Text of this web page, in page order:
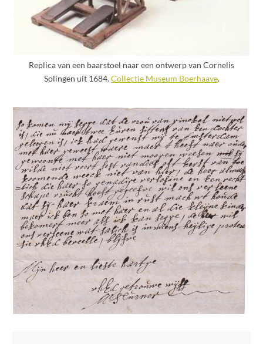
Replica van een baarstoel naar een ontwerp van Cornelis
Solingen uit 1684.Collectie Museum Boerhaave.